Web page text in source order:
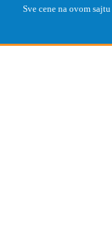
Sve cene na ovom